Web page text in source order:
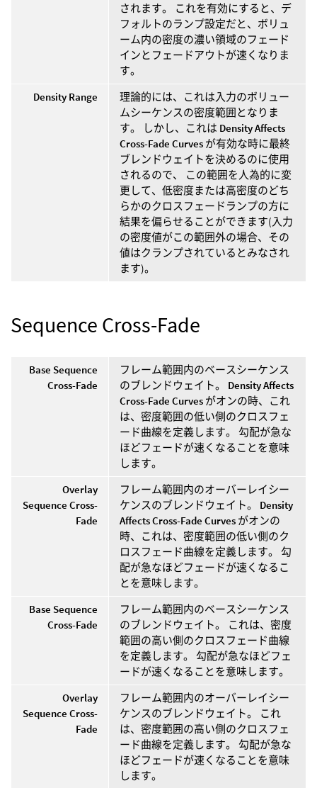
されます。 これを有効にすると、デ
フォルトのランプ設定だと、ボリュ
ーム内の密度の濃い領域のフェード
インとフェードアウトが速くなりま
す。
Density Range
理論的には、これは入力のボリュー
ムシーケンスの密度範囲となりま
す。 しかし、これは Density Affects
Cross-Fade Curves が有効な時に最終
ブレンドウェイトを決めるのに使用
されるので、 この範囲を人為的に変
更して、低密度または高密度のどち
らかのクロスフェードランプの方に
結果を偏らせることができます(入力
の密度値がこの範囲外の場合、その
値はクランプされているとみなされ
ます)。
Sequence Cross-Fade
Base Sequence
Cross-Fade
フレーム範囲内のベースシーケンス
のブレンドウェイト。 Density Affects
Cross-Fade Curves がオンの時、これ
は、密度範囲の低い側のクロスフェ
ード曲線を定義します。 勾配が急な
ほどフェードが速くなることを意味
します。
Overlay
Sequence Cross-
Fade
フレーム範囲内のオーバーレイシー
ケンスのブレンドウェイト。 Density
Affects Cross-Fade Curves がオンの
時、これは、密度範囲の低い側のク
ロスフェード曲線を定義します。 勾
配が急なほどフェードが速くなるこ
とを意味します。
Base Sequence
Cross-Fade
フレーム範囲内のベースシーケンス
のブレンドウェイト。 これは、密度
範囲の高い側のクロスフェード曲線
を定義します。 勾配が急なほどフェ
ードが速くなることを意味します。
Overlay
Sequence Cross-
Fade
フレーム範囲内のオーバーレイシー
ケンスのブレンドウェイト。 これ
は、密度範囲の高い側のクロスフェ
ード曲線を定義します。 勾配が急な
ほどフェードが速くなることを意味
します。